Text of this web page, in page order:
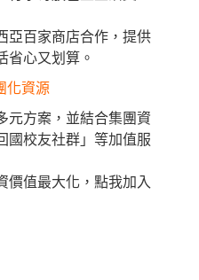
亞百家商店合作，提供
省心又划算。
化資源
元方案，並結合集團資
國校友社群」等加值服
價值最大化，點我加入